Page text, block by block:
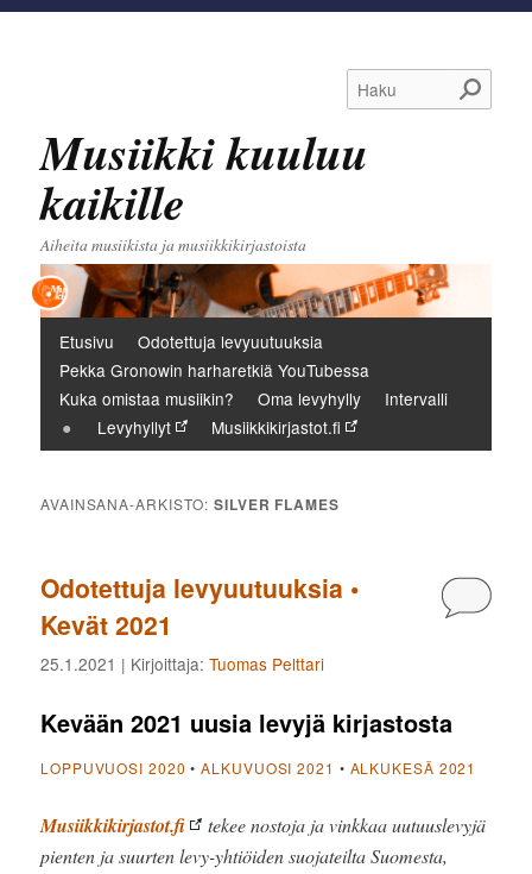
Haku
Musiikki kuuluu
kaikille
Aiheita musiikista ja musiikkikirjastoista
Päävalikko
Etusivu
Odotettuja levyuutuuksia
Pekka Gronowin harharetkiä YouTubessa
Kuka omistaa musiikin?
Oma levyhylly
Intervalli
Levyhyllyt
Musiikkikirjastot.fi
AVAINSANA-ARKISTO:SILVER FLAMES
Odotettuja levyuutuuksia •
Kevät 2021
25.1.2021 | Kirjoittaja:Tuomas Pelttari
Kevään 2021 uusia levyjä kirjastosta
LOPPUVUOSI 2020 •ALKUVUOSI 2021 • ALKUKESÄ 2021
Musiikkikirjastot.fi
tekee nostoja ja vinkkaa uutuuslevyjä
pienten ja suurten levy-yhtiöiden suojateilta Suomesta,